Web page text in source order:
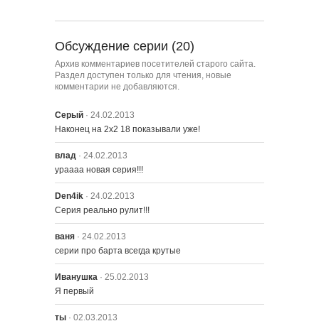
2414 – Замечательный дедушка
2415 – Чёрноглазую, пожалуйста
2416 – При дворе Тёмного рыцаря
2417 – Чего хотят анимированные
женщины
2418 – Проповеднические
разногласия
2419 – Виски-бизнес
Обсуждение серии (20)
Архив комментариев посетителей старого сайта.
Раздел доступен только для чтения, новые
комментарии не добавляются.
Серый · 24.02.2013
Наконец на 2х2 18 показывали уже!
влад · 24.02.2013
ураааа новая серия!!!
Den4ik · 24.02.2013
Серия реально рулит!!!
ваня · 24.02.2013
серии про барта всегда крутые
Иванушка · 25.02.2013
Я первый
ты · 02.03.2013